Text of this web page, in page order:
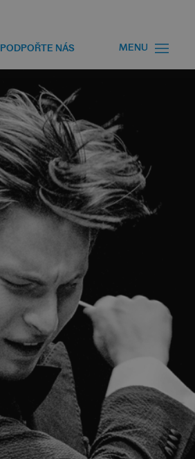
PODPOŘTE NÁS MENU